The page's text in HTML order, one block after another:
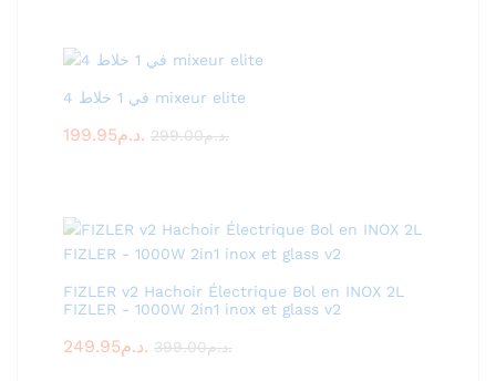
4 في 1 خلاط mixeur elite
199.95 د.م. 299.00 د.م.
FIZLER v2 Hachoir Électrique Bol en INOX 2L
FIZLER - 1000W 2in1 inox et glass v2
249.95 د.م. 399.00 د.م.